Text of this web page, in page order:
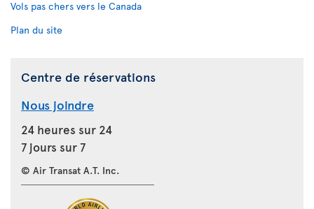
Vols pas chers vers le Canada
Plan du site
Centre de réservations
Nous joindre
24 heures sur 24
7 jours sur 7
© Air Transat A.T. Inc.